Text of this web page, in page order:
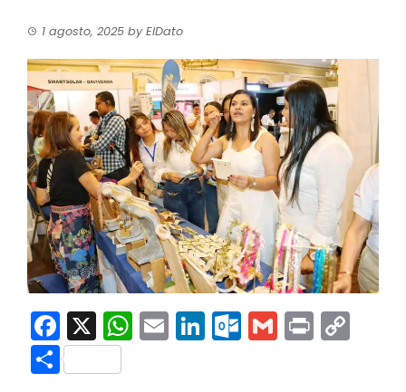
1 agosto, 2025 byElDato
Facebook
X WhatsApp
EmailLinkedInGmail
Print
Compartir